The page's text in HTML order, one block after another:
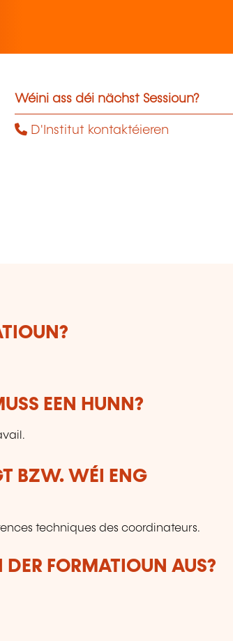
Wéini ass déi nächst Sessioun?
D'Institut kontaktéieren
EEN HUNN?
BZW. WÉI ENG
techniques des coordinateurs.
FORMATIOUN AUS?